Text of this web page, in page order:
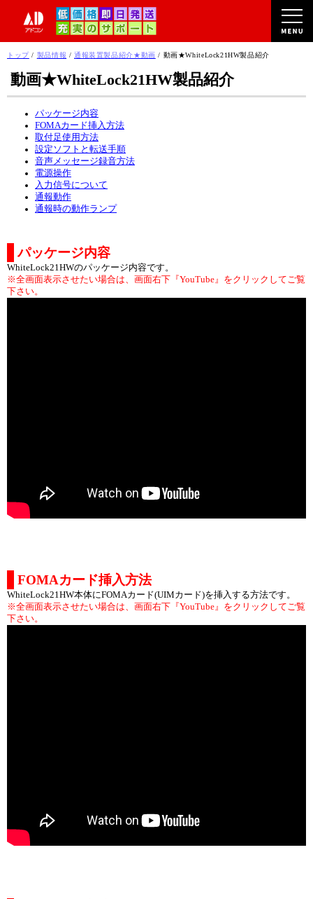
このページの本文へ
現
の
トップ/ 製品情報 / 通報装置製品紹介★動画 / 動画★WhiteLock21HW製品紹介
動画★WhiteLock21HW製品紹介
パッケージ内容
FOMAカード挿入方法
取付足使用方法
設定ソフトと転送手順
音声メッセージ録音方法
電源操作
入力信号について
通報動作
通報時の動作ランプ
パッケージ内容
WhiteLock21HWのパッケージ内容です。
※全画面表示させたい場合は、画面右下『YouTube』をクリックしてご覧
下さい。
FOMAカード挿入方法
WhiteLock21HW本体にFOMAカード(UIMカード)を挿入する方法です。
※全画面表示させたい場合は、画面右下『YouTube』をクリックしてご覧
下さい。